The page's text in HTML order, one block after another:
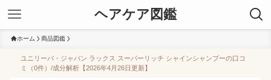
ヘアケア図鑑
ホーム 商品図鑑
ユニリーバ・ジャパン ラックス スーパーリッチ シャインシャンプーの口コ
ミ（0件）/成分解析【2026年4月26日更新】